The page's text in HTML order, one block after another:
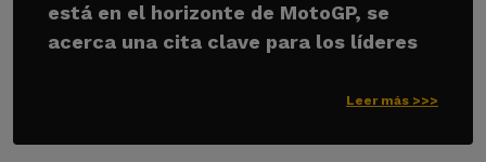
está en el horizonte de MotoGP, se
acerca una cita clave para los líderes
Leer más >>>